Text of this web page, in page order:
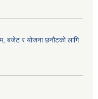
बजेट र योजना छनौटको लागि